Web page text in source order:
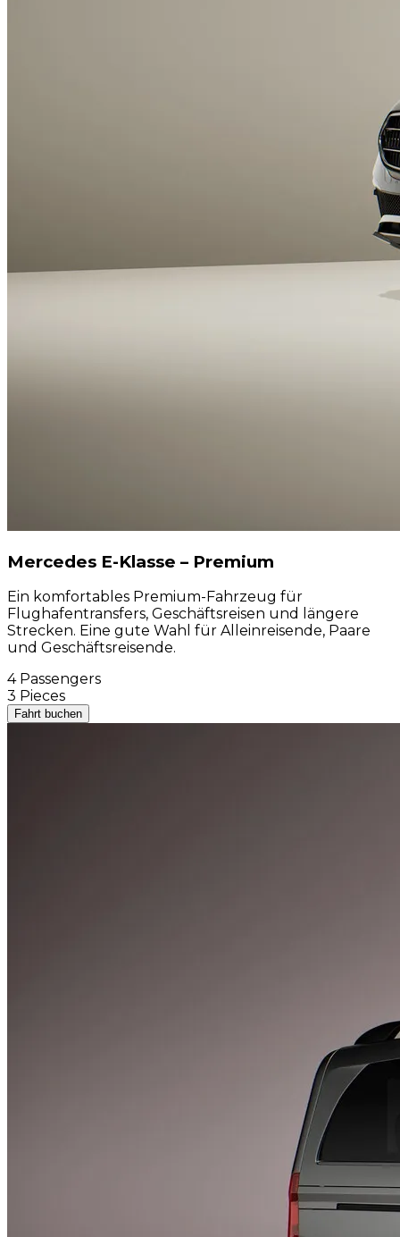
Mercedes E-Klasse – Premium
Ein komfortables Premium-Fahrzeug für
Flughafentransfers, Geschäftsreisen und längere
Strecken. Eine gute Wahl für Alleinreisende, Paare
und Geschäftsreisende.
4 Passengers
3 Pieces
Fahrt buchen